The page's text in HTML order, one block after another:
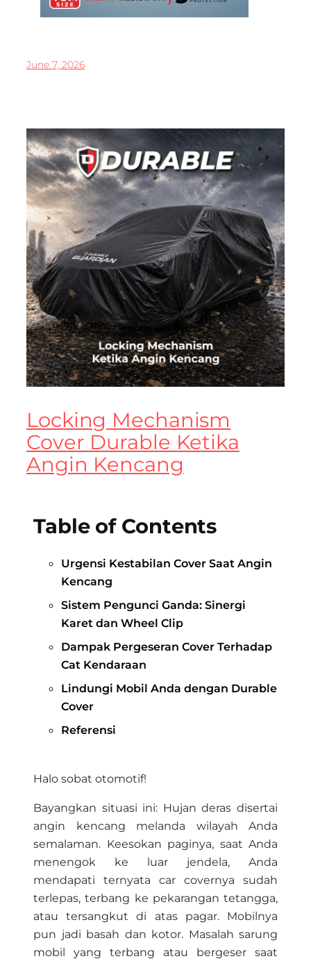
June 7, 2026
Locking Mechanism
Cover Durable Ketika
Angin Kencang
Table of Contents
Urgensi Kestabilan Cover Saat Angin
Kencang
Sistem Pengunci Ganda: Sinergi
Karet dan Wheel Clip
Dampak Pergeseran Cover Terhadap
Cat Kendaraan
Lindungi Mobil Anda dengan Durable
Cover
Referensi
Halo sobat otomotif!
Bayangkan situasi ini: Hujan deras disertai
angin kencang melanda wilayah Anda
semalaman. Keesokan paginya, saat Anda
menengok ke luar jendela, Anda
mendapati ternyata car covernya sudah
terlepas, terbang ke pekarangan tetangga,
atau tersangkut di atas pagar. Mobilnya
pun jadi basah dan kotor. Masalah sarung
mobil yang terbang atau bergeser saat